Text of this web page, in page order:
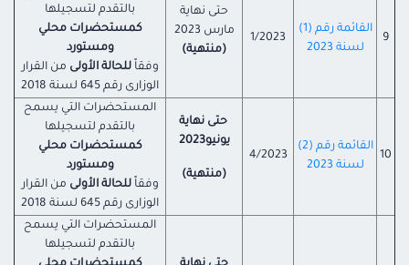
9
القائمة رقم (1)
لسنة 2023
1/2023
حتى نهاية
مارس 2023
(منتهية)
بالتقدم لتسجيلها
كمستحضرات محلي
ومستورد
وفقاًللحالة الأولى من القرار
الوزارى رقم 645 لسنة 2018
10
القائمة رقم (2)
لسنة 2023
4/2023
حتى نهاية
يونيو2023
(منتهية)
المستحضرات التي يسمح
بالتقدم لتسجيلها
كمستحضرات محلي
ومستورد
وفقاًللحالة الأولى من القرار
الوزارى رقم 645 لسنة 2018
المستحضرات التي يسمح
بالتقدم لتسجيلها